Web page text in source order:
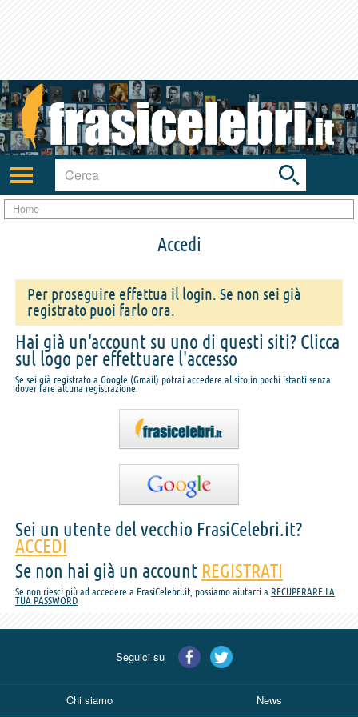
Attiva/disattiva
navigazione
Toggle
search
bar
Home
Accedi
Per proseguire effettua il login. Se non sei già
registrato puoi farlo ora.
Hai già un'account su uno di questi siti? Clicca
sul logo per effettuare l'accesso
Se sei già registrato a Google (Gmail) potrai accedere al sito in pochi istanti senza
dover fare alcuna registrazione.
Sei un utente del vecchio FrasiCelebri.it?
ACCEDI
Se non hai già un account REGISTRATI
Se non riesci più ad accedere a FrasiCelebri.it, possiamo aiutarti a RECUPERARE LA
TUA PASSWORD
Seguici su
Chi siamo News